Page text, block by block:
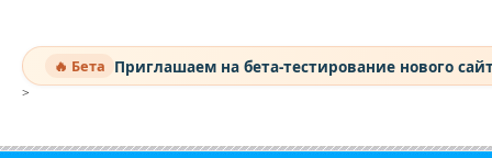
🔥 Бета Приглашаем на бета-тестирование нового
>